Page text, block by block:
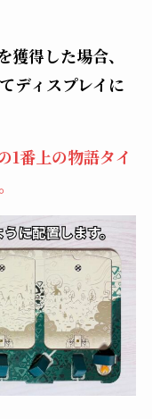
得した場合、
ディスプレイに
1番上の物語タイ